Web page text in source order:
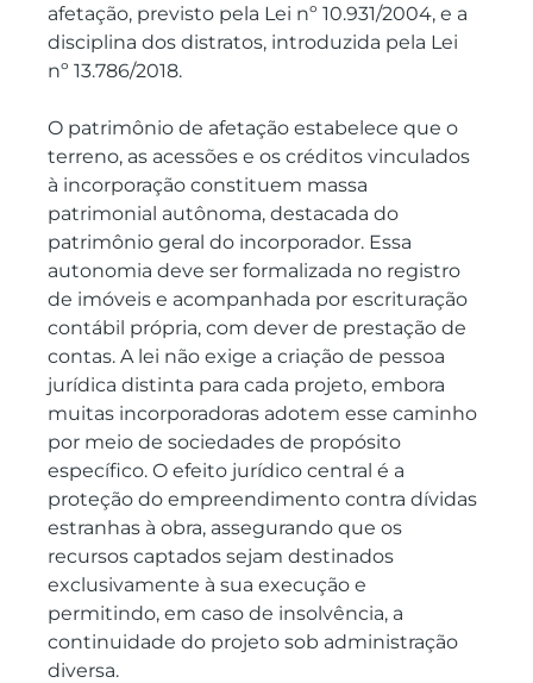
afetação, previsto pela Lei nº 10.931/2004, e a
disciplina dos distratos, introduzida pela Lei
nº 13.786/2018.
O patrimônio de afetação estabelece que o
terreno, as acessões e os créditos vinculados
à incorporação constituem massa
patrimonial autônoma, destacada do
patrimônio geral do incorporador. Essa
autonomia deve ser formalizada no registro
de imóveis e acompanhada por escrituração
contábil própria, com dever de prestação de
contas. A lei não exige a criação de pessoa
jurídica distinta para cada projeto, embora
muitas incorporadoras adotem esse caminho
por meio de sociedades de propósito
específico. O efeito jurídico central é a
proteção do empreendimento contra dívidas
estranhas à obra, assegurando que os
recursos captados sejam destinados
exclusivamente à sua execução e
permitindo, em caso de insolvência, a
continuidade do projeto sob administração
diversa.